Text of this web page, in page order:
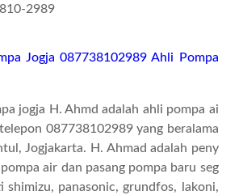
2989
Jogja 087738102989 Ahli Pompa
jogja H. Ahmd adalah ahli pompa ai
087738102989 yang beralama
Jogjakarta. H. Ahmad adalah peny
air dan pasang pompa baru seg
shimizu, panasonic, grundfos, lakoni,